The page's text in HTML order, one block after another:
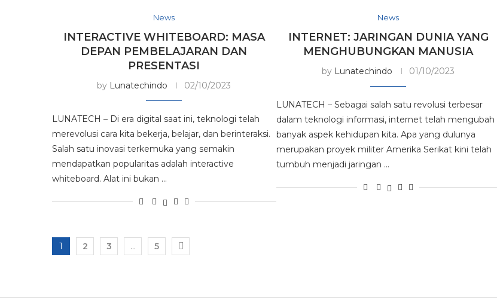
News
INTERACTIVE WHITEBOARD: MASA
DEPAN PEMBELAJARAN DAN
PRESENTASI
by Lunatechindo 02/10/2023
LUNATECH – Di era digital saat ini, teknologi telah
merevolusi cara kita bekerja, belajar, dan berinteraksi.
Salah satu inovasi terkemuka yang semakin
mendapatkan popularitas adalah interactive
whiteboard. Alat ini bukan …
News
INTERNET: JARINGAN DUNIA YANG
MENGHUBUNGKAN MANUSIA
by Lunatechindo 01/10/2023
LUNATECH – Sebagai salah satu revolusi terbesar
dalam teknologi informasi, internet telah mengubah
banyak aspek kehidupan kita. Apa yang dulunya
merupakan proyek militer Amerika Serikat kini telah
tumbuh menjadi jaringan …
1 2 3 … 5